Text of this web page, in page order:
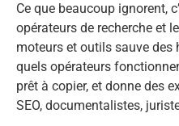
Ce que beaucoup ignorent,
opérateurs de recherche et
moteurs et outils sauve des
quels opérateurs
prêt à copier, et donne des
SEO, documentalistes,